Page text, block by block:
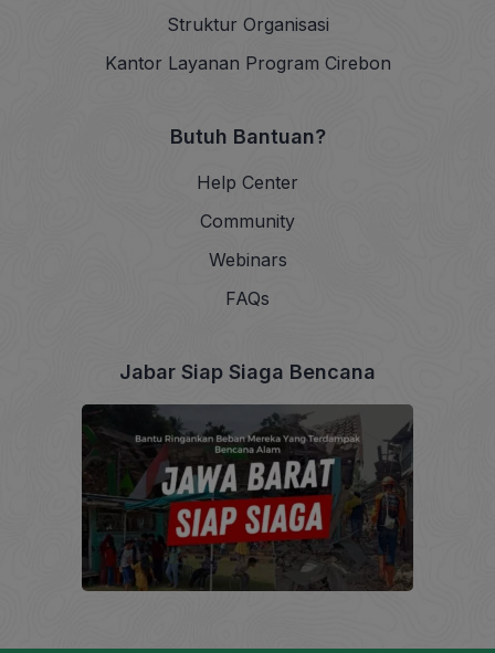
Struktur Organisasi
Kantor Layanan Program Cirebon
Butuh Bantuan?
Help Center
Community
Webinars
FAQs
Jabar Siap Siaga Bencana